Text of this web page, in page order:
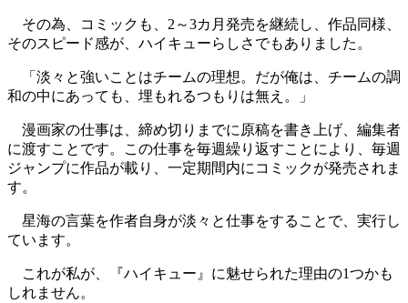
その為、コミックも、2～3カ月発売を継続し、作品同様、
そのスピード感が、ハイキューらしさでもありました。
「淡々と強いことはチームの理想。だが俺は、チームの調
和の中にあっても、埋もれるつもりは無え。」
漫画家の仕事は、締め切りまでに原稿を書き上げ、編集者
に渡すことです。この仕事を毎週繰り返すことにより、毎週
ジャンプに作品が載り、一定期間内にコミックが発売されま
す。
星海の言葉を作者自身が淡々と仕事をすることで、実行し
ています。
これが私が、『ハイキュー』に魅せられた理由の1つかも
しれません。